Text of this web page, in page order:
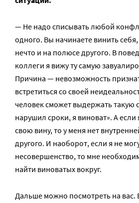
— Не надо списывать любой
одного. Вы начинаете винить себя,
нечто и на полюсе другого. В
коллеги я вижу ту самую
Причина — невозможность
встретиться со своей
человек сможет выдержать такую
нарушил сроки, я виноват». А если
свою вину, то у меня нет
другого. И наоборот, если я не
несовершенство, то мне
найти виноватых вокруг.
Дальше можно посмотреть на вас.